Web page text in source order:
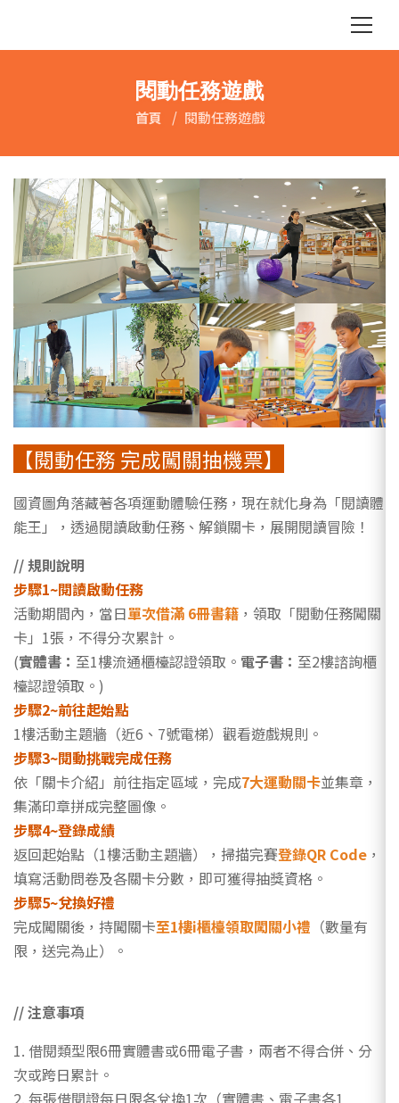
閱動任務遊戲
首頁 閱動任務遊戲
【閱動任務 完成闖關抽機票】
國資圖角落藏著各項運動體驗任務，現在就化身為「閱讀體
能王」，透過閱讀啟動任務、解鎖關卡，展開閱讀冒險！
// 規則說明
步驟1~閱讀啟動任務
活動期間內，當日單次借滿 6冊書籍 ，領取「閱動任務闖關
卡」1張，不得分次累計。
(實體書： 至1樓流通櫃檯認證領取。 電子書： 至2樓諮詢櫃
檯認證領取。)
步驟2~前往起始點
1樓活動主題牆（近6、7號電梯）觀看遊戲規則。
步驟3~閱動挑戰完成任務
依「關卡介紹」前往指定區域，完成7大運動關卡並集章，
集滿印章拼成完整圖像。
步驟4~登錄成績
返回起始點（1樓活動主題牆），掃描完賽登錄QR Code ，
填寫活動問卷及各關卡分數，即可獲得抽獎資格。
步驟5~兌換好禮
完成闖關後，持闖關卡至1樓i櫃檯領取闖關小禮 （數量有
限，送完為止）。
// 注意事項
1. 借閱類型限6冊實體書或6冊電子書，兩者不得合併、分
次或跨日累計。
2. 每張借閱證每日限各兌換1次（實體書、電子書各1